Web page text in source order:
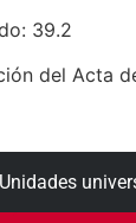
39.2
del Acta
Unidades